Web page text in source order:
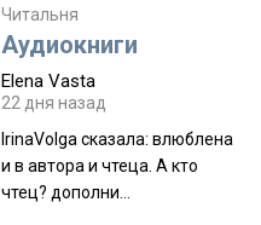
краешек, но все же схватила
ауру штата, как-то он меня
природа, мягкие
такая как бы переходная
ступень между привычной
нам Индией и остальными
Читальня
Аудиокниги
Elena Vasta
22 дня назад
IrinaVolga сказалa: влюблена
и в автора и чтеца. А кто
чтец? дополни